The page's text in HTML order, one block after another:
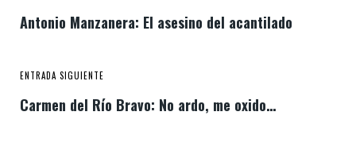
Antonio Manzanera: El asesino del acantilado
ENTRADA SIGUIENTE
Carmen del Río Bravo: No ardo, me oxido…